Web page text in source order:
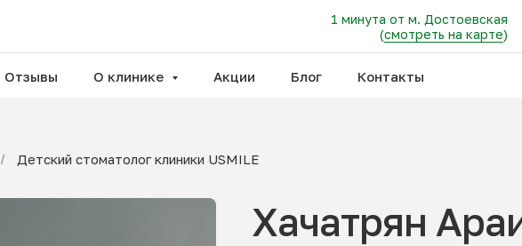
1 минута от м. Достоевская
(смотреть на карте)
Отзывы О клинике Акции Блог Контакты
/ Детский стоматолог клиники USMILE
Хачатрян